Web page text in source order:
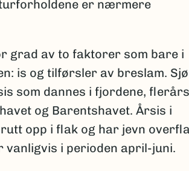
er nærmere
grad av to faktorer som bare i
is og tilførsler av breslam.
som dannes i fjordene,
og Barentshavet. Årsis i
opp i flak og har jevn
vanligvis i perioden april-juni.